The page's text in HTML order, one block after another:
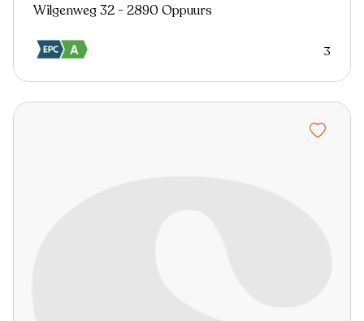
Wilgenweg 32 - 2890 Oppuurs
3